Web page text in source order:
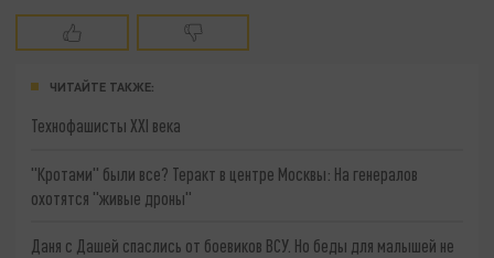
ЧИТАЙТЕ ТАКЖЕ:
Технофашисты XXI века
"Кротами" были все? Теракт в центре Москвы: На генералов
охотятся "живые дроны"
Даня с Дашей спаслись от боевиков ВСУ. Но беды для малышей не